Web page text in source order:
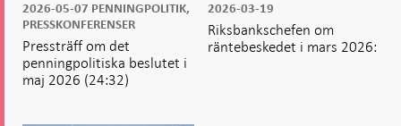
2026-05-07 PENNINGPOLITIK,
PRESSKONFERENSER
Pressträff om det
penningpolitiska beslutet i
maj 2026 (24:32)
2026-03-19
Riksbankschefen om
räntebeskedet i mars 2026: